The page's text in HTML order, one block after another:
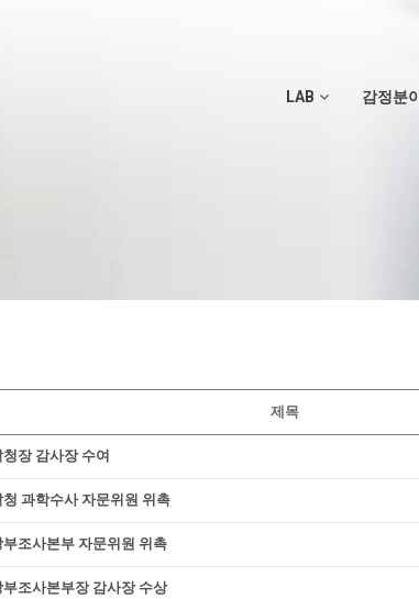
LAB 감정분
제목
청장 감사장 수여
청 과학수사 자문위원 위촉
부조사본부 자문위원 위촉
부조사본부장 감사장 수상